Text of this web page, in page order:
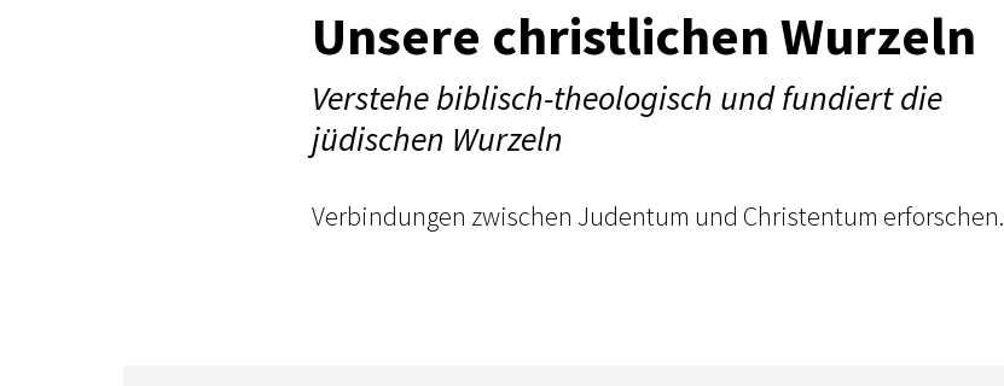
Unsere christlichen Wurzeln
Verstehe biblisch-theologisch und fundiert die
jüdischen Wurzeln
Verbindungen zwischen Judentum und Christentum erforschen.